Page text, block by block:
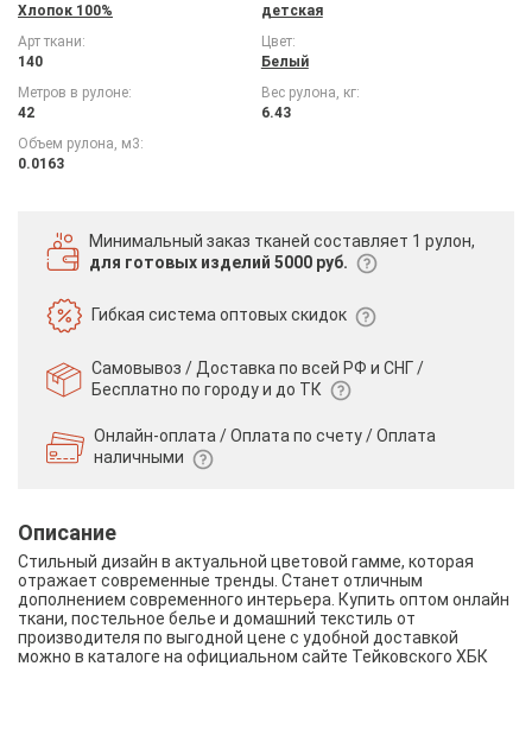
Хлопок 100%
детская
Арт ткани:
140
Цвет:
Белый
Метров в рулоне:
42
Вес рулона, кг:
6.43
Объем рулона, м3:
0.0163
Минимальный заказ тканей составляет 1 рулон,
для готовых изделий 5000 руб.
Гибкая системаоптовых скидок
Самовывоз / Доставка по всей РФ и СНГ /
Бесплатно по городу и до ТК
Онлайн-оплата / Оплата по счету /Оплата
наличными
Описание
Стильный дизайн в актуальной цветовой гамме, которая
отражает современные тренды. Станет отличным
дополнением современного интерьера. Купить оптом онлайн
ткани, постельное белье и домашний текстиль от
производителя по выгодной цене с удобной доставкой
можно в каталоге на официальном сайте Тейковского ХБК